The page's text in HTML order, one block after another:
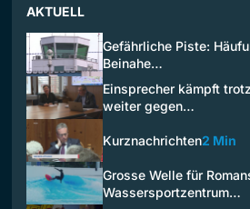
AKTUELL
Gefährliche Piste:
Beinahe…
Einsprecher kämpft
weiter gegen…
Kurznachrichten2 Min
Grosse Welle für
Wassersportzentrum…